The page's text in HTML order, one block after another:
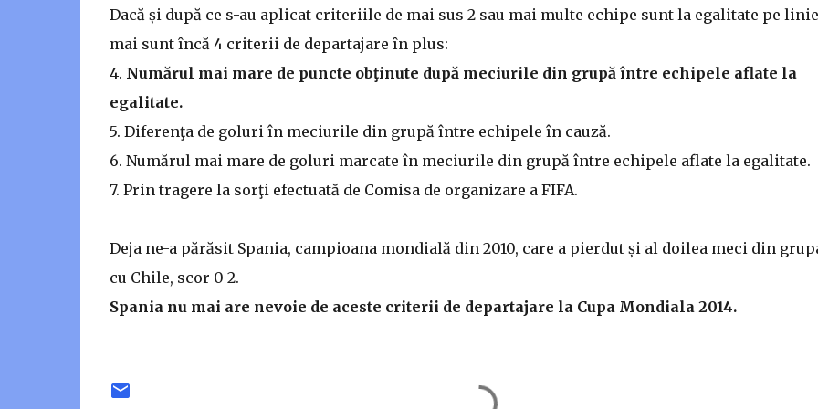
Dacă și după ce s-au aplicat criteriile de mai sus 2 sau mai multe echipe sunt la egalitate pe
mai sunt încă 4 criterii de departajare în plus:
4. Numărul mai mare de puncte obţinute după meciurile din grupă între echipele aflate la
egalitate.
5. Diferenţa de goluri în meciurile din grupă între echipele în cauză.
6. Numărul mai mare de goluri marcate în meciurile din grupă între echipele aflate la egalitate.
7. Prin tragere la sorţi efectuată de Comisa de organizare a FIFA.
Deja ne-a părăsit Spania, campioana mondială din 2010, care a pierdut și al doilea meci din
cu Chile, scor 0-2.
Spania nu mai are nevoie de aceste criterii de departajare la Cupa Mondiala 2014.